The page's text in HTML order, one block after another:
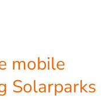
mobile
Solarparks